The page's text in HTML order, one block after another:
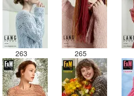
263 265